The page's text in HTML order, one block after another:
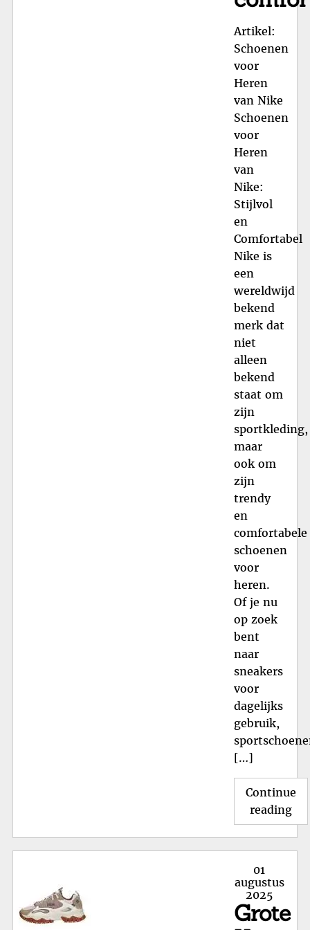
Artikel:
Schoenen
voor
Heren
van Nike
Schoenen
voor
Heren
van
Nike:
Stijlvol
en
Comfortabel
Nike is
een
wereldwijd
bekend
merk dat
niet
alleen
bekend
staat om
zijn
sportkleding,
maar
ook om
zijn
trendy
en
comfortabele
schoenen
voor
heren.
Of je nu
op zoek
bent
naar
sneakers
voor
dagelijks
gebruik,
[…]
Continue
reading
Posted
on
01
augustus
2025
Grote